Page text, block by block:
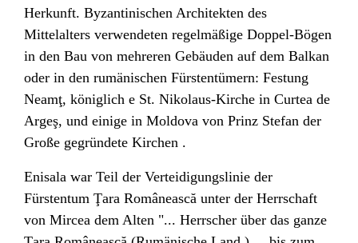
Herkunft. Byzantinischen Architekten des
Mittelalters verwendeten regelmäßige Doppel-Bögen
in den Bau von mehreren Gebäuden auf dem Balkan
oder in den rumänischen Fürstentümern: Festung
Neamţ, königlich e St. Nikolaus-Kirche in Curtea de
Argeş, und einige in Moldova von Prinz Stefan der
Große gegründete Kirchen .
Enisala war Teil der Verteidigungslinie der
Fürstentum Ţara Românească unter der Herrschaft
von Mircea dem Alten "... Herrscher über das ganze